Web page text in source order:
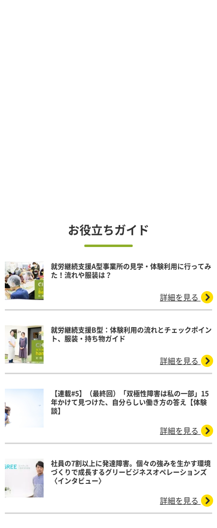
お役立ちガイド
就労継続支援A型事業所の見学・体験利用に行ってみ
た！流れや服装は？
詳細を見る
就労継続支援B型：体験利用の流れとチェックポイン
ト、服装・持ち物ガイド
詳細を見る
【連載#5】（最終回）「双極性障害は私の一部」15
年かけて見つけた、自分らしい働き方の答え【体験
談】
詳細を見る
社員の7割以上に発達障害。個々の強みを生かす環境
づくりで成長するグリービジネスオペレーションズ
〈インタビュー〉
詳細を見る